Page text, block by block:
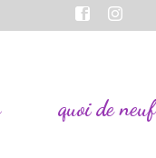
quoi de neuf